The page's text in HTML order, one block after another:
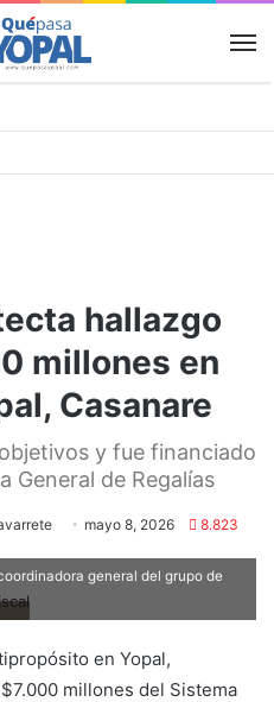
hallazgo
millones en
Casanare
y fue financiado
General de Regalías
mayo 8, 2026 8.823
general del grupo de
en Yopal,
millones del Sistema